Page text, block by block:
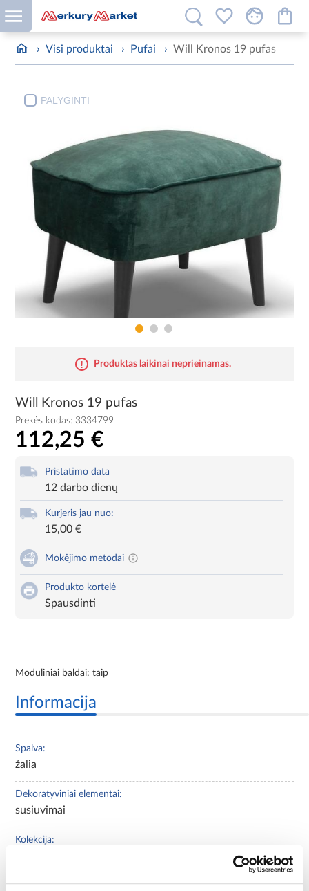
› Visi produktai › Pufai › Will Kronos 19 pufas
PALYGINTI
Produktas laikinai neprieinamas.
Will Kronos 19 pufas
Prekės kodas: 3334799
112,25 €
Pristatimo data
12 darbo dienų
Kurjeris jau nuo:
15,00 €
Mokėjimo metodai
Produkto kortelė
Spausdinti
Moduliniai baldai: taip
Informacija
Spalva:
žalia
Dekoratyviniai elementai:
susiuvimai
Kolekcija:
Forma: